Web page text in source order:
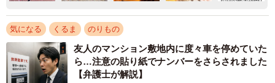
気になる くるま のりもの
友人のマンション敷地内に度々車を停めていた
ら…注意の貼り紙でナンバーをさらされました
【弁護士が解説】